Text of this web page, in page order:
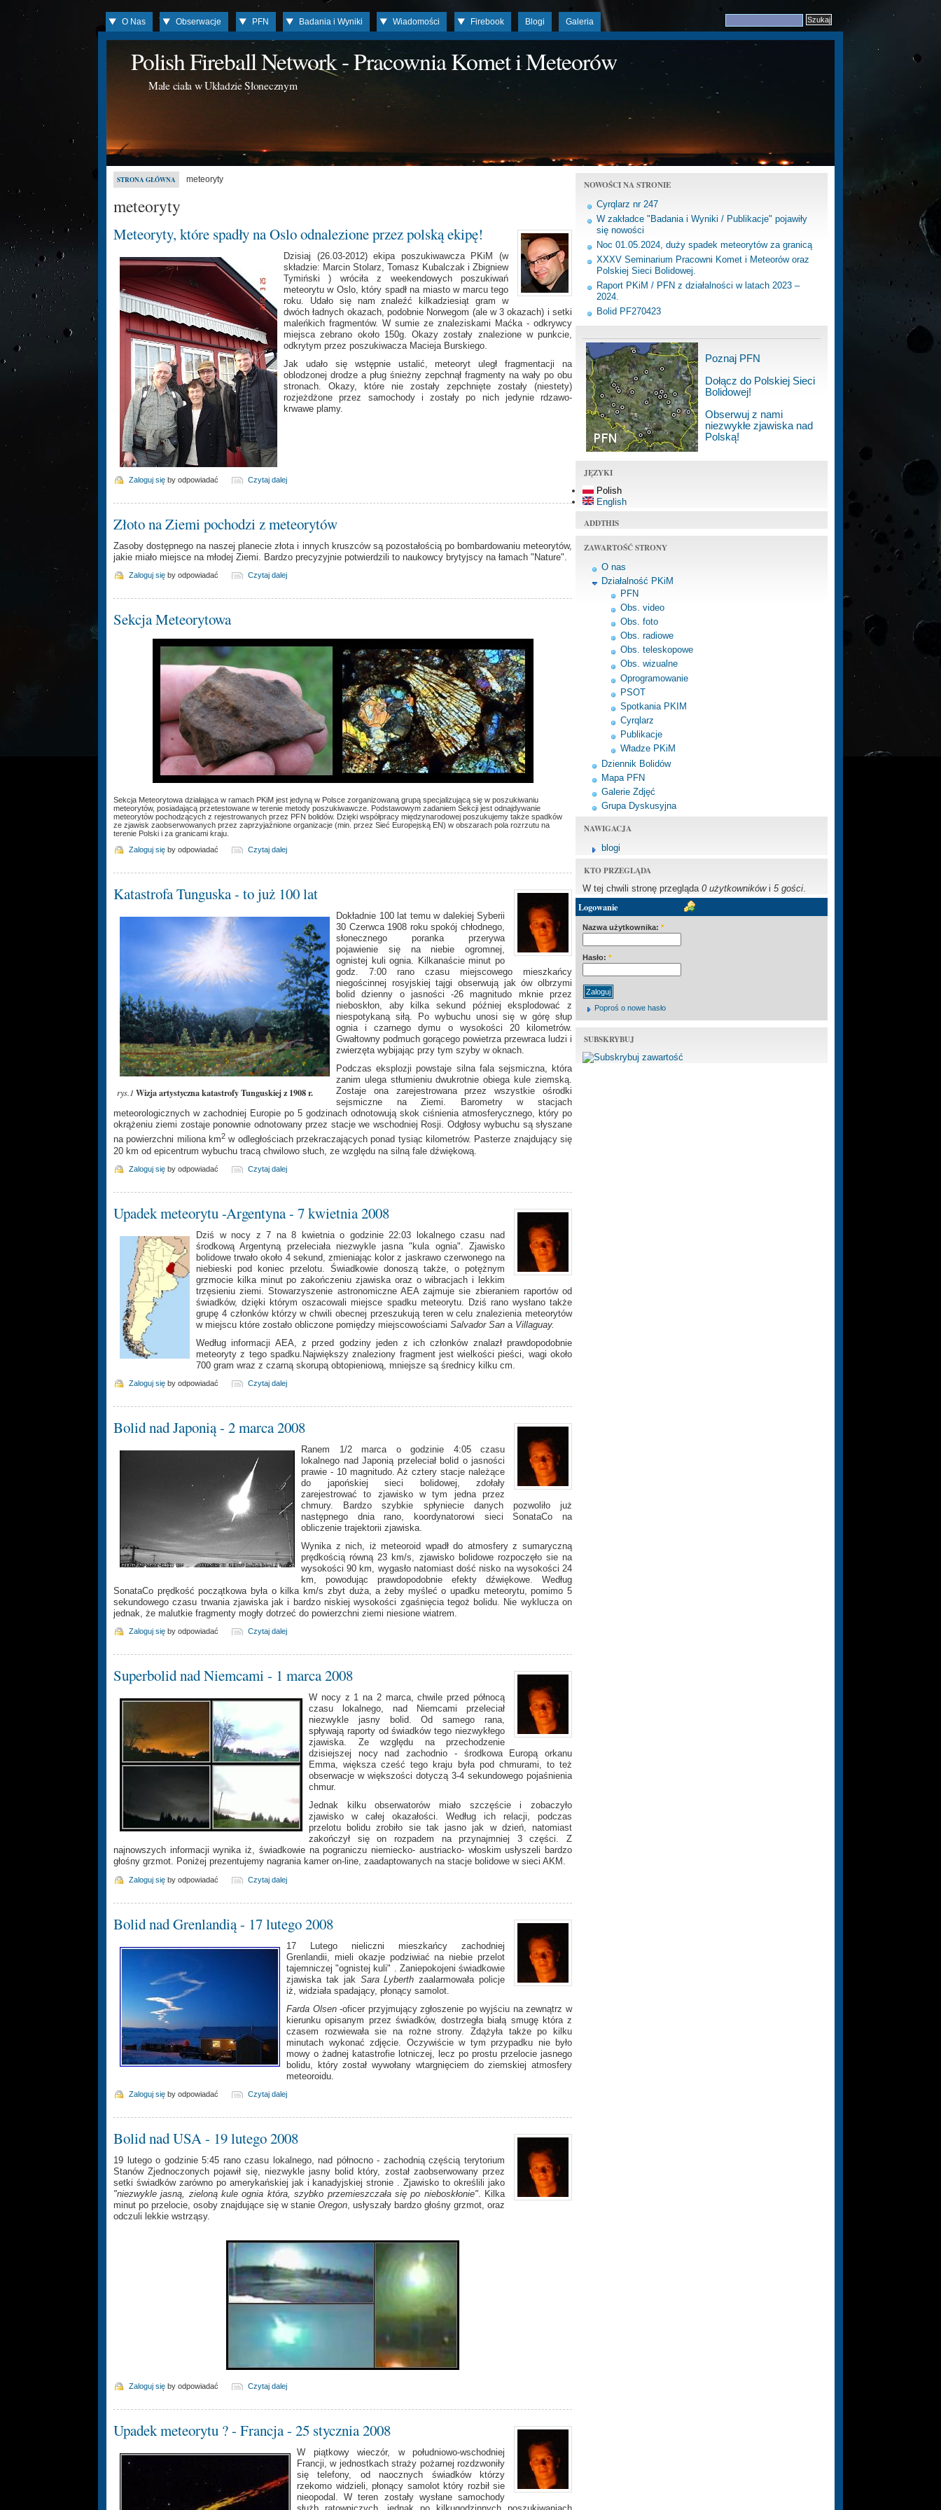
O Nas Obserwacje PFN Badania i Wyniki Wiadomości Firebook Blogi Galeria
Polish Fireball Network - Pracownia Komet i Meteorów
Małe ciała w Układzie Słonecznym
STRONA GŁÓWNA meteoryty
meteoryty
Meteoryty, które spadły na Oslo odnalezione przez polską ekipę!
Dzisiaj (26.03-2012) ekipa poszukiwawcza PKiM (w
składzie: Marcin Stolarz, Tomasz Kubalczak i Zbigniew
Tymiński ) wróciła z weekendowych poszukiwań
meteorytu w Oslo, który spadł na miasto w marcu tego
roku. Udało się nam znaleźć kilkadziesiąt gram w
dwóch ładnych okazach, podobnie Norwegom (ale w 3 okazach) i setki
maleńkich fragmentów. W sumie ze znaleziskami Maćka - odkrywcy
miejsca zebrano około 150g. Okazy zostały znalezione w punkcie,
odkrytym przez poszukiwacza Macieja Burskiego.
Jak udało się wstępnie ustalić, meteoryt uległ fragmentacji na
oblodzonej drodze a pług śnieżny zepchnął fragmenty na wały po obu
stronach. Okazy, które nie zostały zepchnięte zostały (niestety)
rozjeżdżone przez samochody i zostały po nich jedynie rdzawo-
krwawe plamy.
Zaloguj się by odpowiadać Czytaj dalej
Złoto na Ziemi pochodzi z meteorytów
Zasoby dostępnego na naszej planecie złota i innych kruszców są pozostałością po bombardowaniu meteorytów,
jakie miało miejsce na młodej Ziemi. Bardzo precyzyjnie potwierdzili to naukowcy brytyjscy na łamach "Nature".
Zaloguj się by odpowiadać Czytaj dalej
Sekcja Meteorytowa
Sekcja Meteorytowa działająca w ramach PKiM jest jedyną w Polsce zorganizowaną grupą specjalizującą się w poszukiwaniu
meteorytów, posiadającą przetestowane w terenie metody poszukiwawcze. Podstawowym zadaniem Sekcji jest odnajdywanie
meteorytów pochodzących z rejestrowanych przez PFN bolidów. Dzięki współpracy międzynarodowej poszukujemy także spadków
ze zjawisk zaobserwowanych przez zaprzyjaźnione organizacje (min. przez Sieć Europejską EN) w obszarach pola rozrzutu na
terenie Polski i za granicami kraju.
Zaloguj się by odpowiadać Czytaj dalej
Katastrofa Tunguska - to już 100 lat
rys.1 Wizja artystyczna katastrofy Tunguskiej z 1908 r.
Dokładnie 100 lat temu w dalekiej Syberii
30 Czerwca 1908 roku spokój chłodnego,
słonecznego poranka przerywa
pojawienie się na niebie ogromnej,
ognistej kuli ognia. Kilkanaście minut po
godz. 7:00 rano czasu miejscowego mieszkańcy
niegościnnej rosyjskiej tajgi obserwują jak ów olbrzymi
bolid dzienny o jasności -26 magnitudo mknie przez
nieboskłon, aby kilka sekund później eksplodować z
niespotykaną siłą. Po wybuchu unosi się w górę słup
ognia i czarnego dymu o wysokości 20 kilometrów.
Gwałtowny podmuch gorącego powietrza przewraca ludzi i
zwierzęta wybijając przy tym szyby w oknach.
Podczas eksplozji powstaje silna fala sejsmiczna, która
zanim ulega stłumieniu dwukrotnie obiega kule ziemską.
Zostaje ona zarejestrowana przez wszystkie ośrodki
sejsmiczne na Ziemi. Barometry w stacjach
meteorologicznych w zachodniej Europie po 5 godzinach odnotowują skok ciśnienia atmosferycznego, który po
okrążeniu ziemi zostaje ponownie odnotowany przez stacje we wschodniej Rosji. Odgłosy wybuchu są słyszane
na powierzchni miliona km2 w odległościach przekraczających ponad tysiąc kilometrów. Pasterze znajdujący się
20 km od epicentrum wybuchu tracą chwilowo słuch, ze względu na silną fale dźwiękową.
Zaloguj się by odpowiadać Czytaj dalej
Upadek meteorytu -Argentyna - 7 kwietnia 2008
Dziś w nocy z 7 na 8 kwietnia o godzinie 22:03 lokalnego czasu nad
środkową Argentyną przeleciała niezwykle jasna "kula ognia". Zjawisko
bolidowe trwało około 4 sekund, zmieniając kolor z jaskrawo czerwonego na
niebieski pod koniec przelotu. Świadkowie donoszą także, o potężnym
grzmocie kilka minut po zakończeniu zjawiska oraz o wibracjach i lekkim
trzęsieniu ziemi. Stowarzyszenie astronomiczne AEA zajmuje sie zbieraniem raportów od
świadków, dzięki którym oszacowali miejsce spadku meteorytu. Dziś rano wysłano także
grupę 4 członków którzy w chwili obecnej przeszukują teren w celu znalezienia meteorytów
w miejscu które zostało obliczone pomiędzy miejscowościami Salvador San aVillaguay.
Według informacji AEA, z przed godziny jeden z ich członków znalazł prawdopodobnie
meteoryty z tego spadku.Największy znaleziony fragment jest wielkości pieści, wagi około
700 gram wraz z czarną skorupą obtopieniową, mniejsze są średnicy kilku cm.
Zaloguj się by odpowiadać Czytaj dalej
Bolid nad Japonią - 2 marca 2008
Ranem 1/2 marca o godzinie 4:05 czasu
lokalnego nad Japonią przeleciał bolid o jasności
prawie - 10 magnitudo. Aż cztery stacje należące
do japońskiej sieci bolidowej, zdołały
zarejestrować to zjawisko w tym jedna przez
chmury. Bardzo szybkie spłyniecie danych pozwoliło już
następnego dnia rano, koordynatorowi sieci SonataCo na
obliczenie trajektorii zjawiska.
Wynika z nich, iż meteoroid wpadł do atmosfery z sumaryczną
prędkością równą 23 km/s, zjawisko bolidowe rozpoczęło sie na
wysokości 90 km, wygasło natomiast dość nisko na wysokości 24
km, powodując prawdopodobnie efekty dźwiękowe. Według
SonataCo prędkość początkowa była o kilka km/s zbyt duża, a żeby myśleć o upadku meteorytu, pomimo 5
sekundowego czasu trwania zjawiska jak i bardzo niskiej wysokości zgaśnięcia tegoż bolidu. Nie wyklucza on
jednak, że malutkie fragmenty mogły dotrzeć do powierzchni ziemi niesione wiatrem.
Zaloguj się by odpowiadać Czytaj dalej
Superbolid nad Niemcami - 1 marca 2008
W nocy z 1 na 2 marca, chwile przed północą
czasu lokalnego, nad Niemcami przeleciał
niezwykle jasny bolid. Od samego rana,
spływają raporty od świadków tego niezwykłego
zjawiska. Ze względu na przechodzenie
dzisiejszej nocy nad zachodnio - środkowa Europą orkanu
Emma, większa cześć tego kraju była pod chmurami, to też
obserwacje w większości dotyczą 3-4 sekundowego pojaśnienia
chmur.
Jednak kilku obserwatorów miało szczęście i zobaczyło
zjawisko w całej okazałości. Według ich relacji, podczas
przelotu bolidu zrobiło sie tak jasno jak w dzień, natomiast
zakończył się on rozpadem na przynajmniej 3 części. Z
najnowszych informacji wynika iż, świadkowie na pograniczu niemiecko- austriacko- włoskim usłyszeli bardzo
głośny grzmot. Poniżej prezentujemy nagrania kamer on-line, zaadaptowanych na stacje bolidowe w sieci AKM.
Zaloguj się by odpowiadać Czytaj dalej
Bolid nad Grenlandią - 17 lutego 2008
17 Lutego nieliczni mieszkańcy zachodniej
Grenlandii, mieli okazje podziwiać na niebie przelot
tajemniczej "ognistej kuli" . Zaniepokojeni świadkowie
zjawiska tak jak Sara Lyberth zaalarmowała policje
iż, widziała spadający, płonący samolot.
Farda Olsen-oficer przyjmujący zgłoszenie po wyjściu na zewnątrz w
kierunku opisanym przez świadków, dostrzegła białą smugę która z
czasem rozwiewała sie na rożne strony. Zdążyła także po kilku
minutach wykonać zdjęcie. Oczywiście w tym przypadku nie było
mowy o żadnej katastrofie lotniczej, lecz po prostu przelocie jasnego
bolidu, który został wywołany wtargnięciem do ziemskiej atmosfery
meteoroidu.
Zaloguj się by odpowiadać Czytaj dalej
Bolid nad USA - 19 lutego 2008
19 lutego o godzinie 5:45 rano czasu lokalnego, nad północno - zachodnią częścią terytorium
Stanów Zjednoczonych pojawił się, niezwykle jasny bolid który, został zaobserwowany przez
setki świadków zarówno po amerykańskiej jak i kanadyjskiej stronie . Zjawisko to określili jako
"niezwykle jasną, zieloną kule ognia która, szybko przemieszczała się po nieboskłonie". Kilka
minut po przelocie, osoby znajdujące się w stanie Oregon , usłyszały bardzo głośny grzmot, oraz
odczuli lekkie wstrząsy.
Zaloguj się by odpowiadać Czytaj dalej
Upadek meteorytu ? - Francja - 25 stycznia 2008
W piątkowy wieczór, w południowo-wschodniej
Francji, w jednostkach straży pożarnej rozdzwoniły
się telefony, od naocznych świadków którzy
rzekomo widzieli, płonący samolot który rozbił sie
nieopodal. W teren zostały wysłane samochody
NOWOŚCI NA STRONIE
Cyrqlarz nr 247
W zakładce "Badania i Wyniki / Publikacje" pojawiły
się nowości
Noc 01.05.2024, duży spadek meteorytów za granicą
XXXV Seminarium Pracowni Komet i Meteorów oraz
Polskiej Sieci Bolidowej.
Raport PKiM / PFN z działalności w latach 2023 –
2024.
Bolid PF270423
Poznaj PFN
Dołącz do Polskiej Sieci
Bolidowej!
Obserwuj z nami
niezwykłe zjawiska nad
Polską!
JĘZYKI
Polish
English
ADDTHIS
ZAWARTOŚĆ STRONY
O nas
Działalność PKiM
PFN
Obs. video
Obs. foto
Obs. radiowe
Obs. teleskopowe
Obs. wizualne
Oprogramowanie
PSOT
Spotkania PKIM
Cyrqlarz
Publikacje
Władze PKiM
Dziennik Bolidów
Mapa PFN
Galerie Zdjęć
Grupa Dyskusyjna
NAWIGACJA
blogi
KTO PRZEGLĄDA
W tej chwili stronę przegląda 0 użytkownikówi 5 gości
Logowanie
Nazwa użytkownika: *
Hasło: *
Poproś o nowe hasło
SUBSKRYBUJ